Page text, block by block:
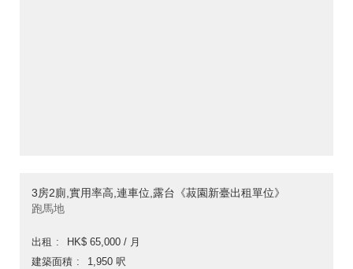
3房2廁,實用率高,連車位,露台《菽園新臺出租單位》
跑馬地
出租
HK$ 65,000 / 月
建築面積
1,950 呎